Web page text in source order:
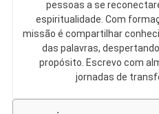
pessoas a se
espiritualidade. Com
missão é compartilhar
das palavras,
propósito. Escrevo com
jornadas de